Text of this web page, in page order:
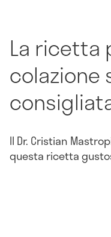
La ricetta
colazione
Il Dr. Cristian
questa ricetta